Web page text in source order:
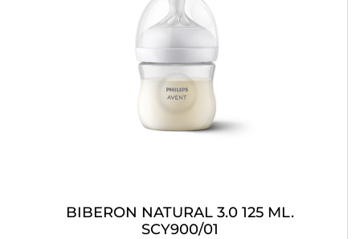
BIBERON NATURAL 3.0 125 ML.
SCY900/01